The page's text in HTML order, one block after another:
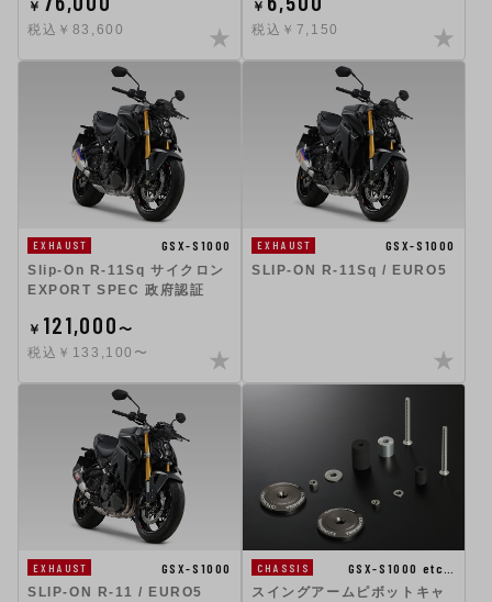
￥
税込￥83,600
￥
税込￥7,150
EXHAUST
GSX-S1000
Slip-On R-11Sq サイクロン
EXPORT SPEC 政府認証
￥ 121,000〜
税込￥133,100〜
EXHAUST
GSX-S1000
SLIP-ON R-11Sq / EURO5
EXHAUST
GSX-S1000
SLIP-ON R-11 / EURO5
CHASSIS
GSX-S1000 etc…
スイングアームピボットキャ